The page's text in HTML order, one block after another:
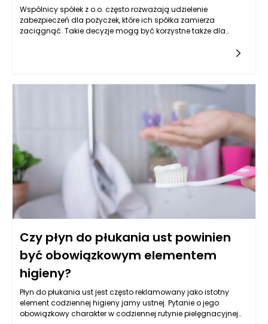
Wspólnicy spółek z o.o. często rozważają udzielenie
zabezpieczeń dla pożyczek, które ich spółka zamierza
zaciągnąć. Takie decyzje mogą być korzystne także dla
Czy płyn do płukania ust powinien
być obowiązkowym elementem
higieny?
Płyn do płukania ust jest często reklamowany jako istotny
element codziennej higieny jamy ustnej. Pytanie o jego
obowiązkowy charakter w codziennej rutynie pielęgnacyjnej